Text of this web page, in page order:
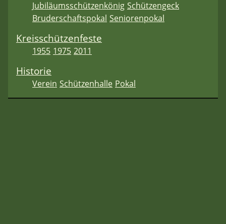
Jubiläumsschützenkönig Schützengeck
Bruderschaftspokal Seniorenpokal
Kreisschützenfeste
1955 1975 2011
Historie
Verein Schützenhalle Pokal